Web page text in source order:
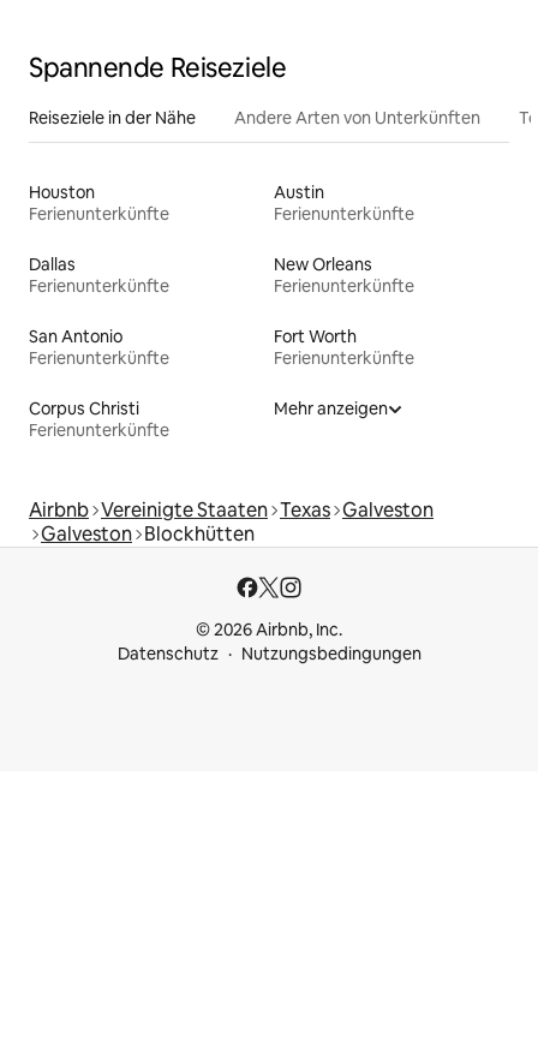
Spannende Reiseziele
Reiseziele in der Nähe Andere Arten von Unterkünften
Houston
Ferienunterkünfte
Austin
Ferienunterkünfte
Dallas
Ferienunterkünfte
New Orleans
Ferienunterkünfte
San Antonio
Ferienunterkünfte
Fort Worth
Ferienunterkünfte
Corpus Christi
Ferienunterkünfte
Mehr anzeigen
Airbnb Vereinigte Staaten Texas Galveston
Galveston Blockhütten
© 2026 Airbnb, Inc.
Datenschutz
Nutzungsbedingungen